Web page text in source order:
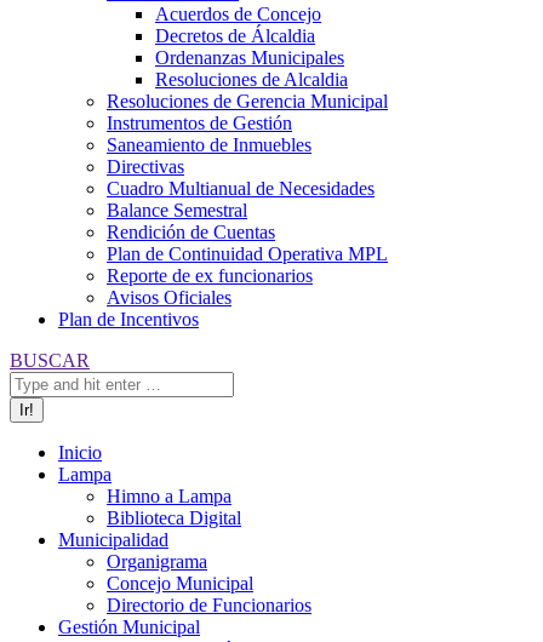
Acuerdos de Concejo
Decretos de Álcaldia
Ordenanzas Municipales
Resoluciones de Alcaldia
Resoluciones de Gerencia Municipal
Instrumentos de Gestión
Saneamiento de Inmuebles
Directivas
Cuadro Multianual de Necesidades
Balance Semestral
Rendición de Cuentas
Plan de Continuidad Operativa MPL
Reporte de ex funcionarios
Avisos Oficiales
Plan de Incentivos
Buscar:
BUSCAR
Inicio
Lampa
Himno a Lampa
Biblioteca Digital
Municipalidad
Organigrama
Concejo Municipal
Directorio de Funcionarios
Gestión Municipal